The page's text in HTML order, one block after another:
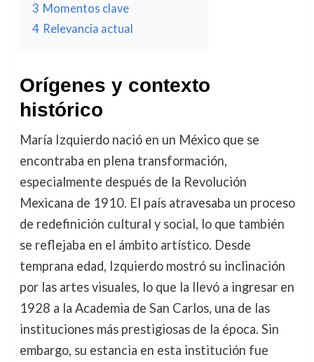
3 Momentos clave
4 Relevancia actual
Orígenes y contexto
histórico
María Izquierdo nació en un México que se
encontraba en plena transformación,
especialmente después de la Revolución
Mexicana de 1910. El país atravesaba un proceso
de redefinición cultural y social, lo que también
se reflejaba en el ámbito artístico. Desde
temprana edad, Izquierdo mostró su inclinación
por las artes visuales, lo que la llevó a ingresar en
1928 a la Academia de San Carlos, una de las
instituciones más prestigiosas de la época. Sin
embargo, su estancia en esta institución fue